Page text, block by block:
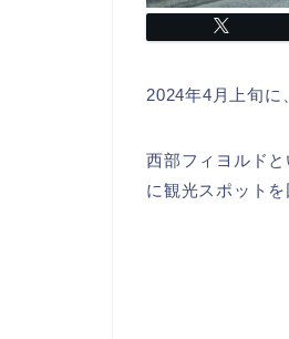
2024年4月上旬に
西部フィヨルド
に観光スポット